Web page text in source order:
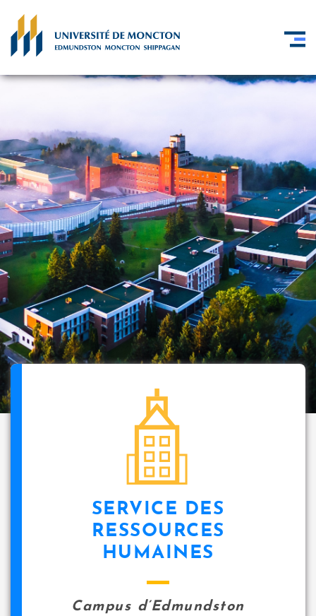
SERVICE DES
RESSOURCES
HUMAINES
Campus d’Edmundston